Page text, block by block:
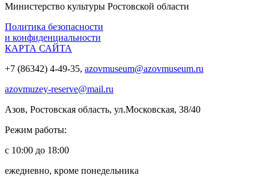
Министерство культуры Ростовской области
Политика безопасности
и конфиденциальности
КАРТА САЙТА
+7 (86342) 4-49-35, azovmuseum@azovmuseum.ru
azovmuzey-reserve@mail.ru
Азов, Ростовская область, ул.Московская, 38/40
Режим работы:
с 10:00 до 18:00
ежедневно, кроме понедельника